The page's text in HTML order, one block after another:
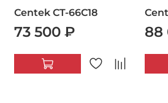
Centek CT-66C18
73 500 ₽ 88